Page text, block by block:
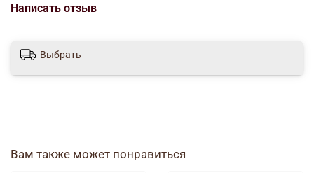
Написать отзыв
Выбрать
Вам также может понравиться